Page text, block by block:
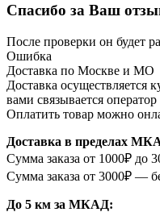
Спасибо за Ваш
После проверки он будет
Ошибка
Доставка по Москве и МО
Доставка осуществляется
вами связывается
Оплатить товар можно
Доставка в пределах
Сумма заказа от 1000₽ до
Сумма заказа от 3000₽ —
До 5 км за МКАД: